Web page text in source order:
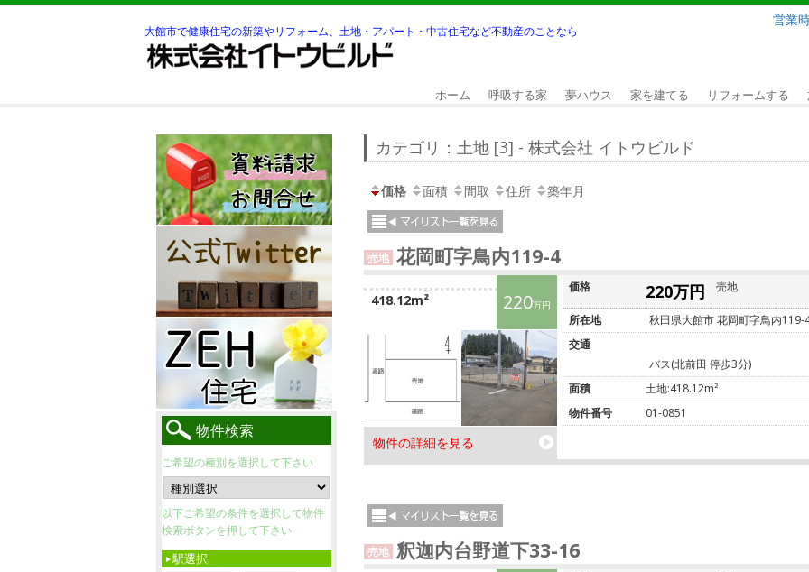
大館市で健康住宅の新築やリフォーム、土地・アパート・中古住宅など不動産のことなら
営業
ホーム 呼吸する家 夢ハウス 家を建てる リフォームする
カテゴリ：土地 [3] - 株式会社 イトウビルド
価格 面積 間取 住所 築年月
売地 花岡町字鳥内119-4
220万円
418.12m²
物件の詳細を見る
価格 220万円 売地
所在地
秋田県大館市 花岡町字鳥内119-
交通
バス(北前田 停歩3分)
面積
土地:418.12m²
物件番号
01-0851
売地 釈迦内台野道下33-16
物件検索
ご希望の種別を選択して下さい
以下ご希望の条件を選択して物件
検索ボタンを押して下さい
駅選択